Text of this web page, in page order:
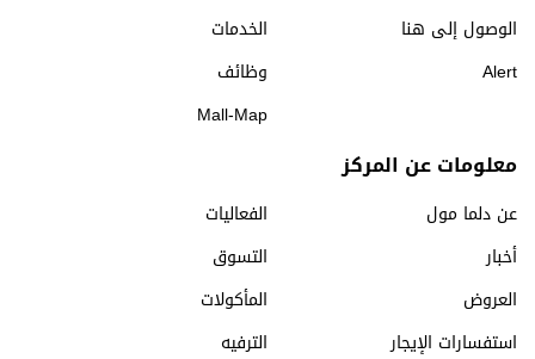
الخدمات
الوصول إلى هنا
وظائف
Alert
Mall-Map
معلومات عن المركز
عن دلما مول
الفعاليات
أخبار
التسوق
العروض
المأكولات
استفسارات الإيجار
الترفيه